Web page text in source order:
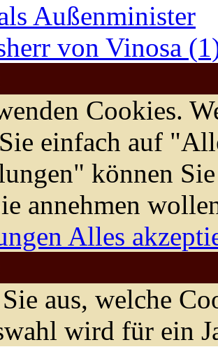
Außenminister
von Vinosa
Cookies.
einfach auf
können
annehmen
Alles
aus, welche
wird für ein